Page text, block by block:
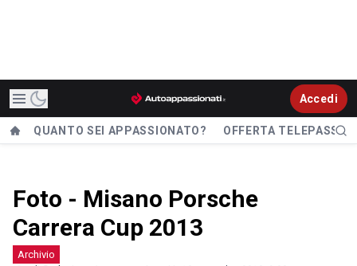
Accedi
QUANTO SEI APPASSIONATO? OFFERTA TELEPASS
Foto - Misano Porsche
Carrera Cup 2013
Archivio